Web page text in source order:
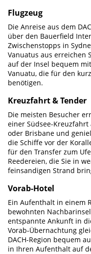
Flugzeug
Die Anreise aus dem
über den Bauerfield
Zwischenstopps in
Vanuatus aus erreichen
auf der Insel bequem
Vanuatu, die für den
benötigen.
Kreuzfahrt & Tender
Die meisten Besucher
einer Südsee-
oder Brisbane und
die Schiffe vor der
für den Transfer zum
Reedereien, die Sie in
feinsandigen Strand
Vorab-Hotel
Ein Aufenthalt in einem
bewohnten
entspannte Ankunft in
Vorab-Übernachtung
DACH-Region bequem
in Ihren Aufenthalt auf